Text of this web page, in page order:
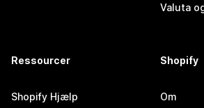
Valuta
Ressourcer
Shopify Hjælp
Shopify
Om